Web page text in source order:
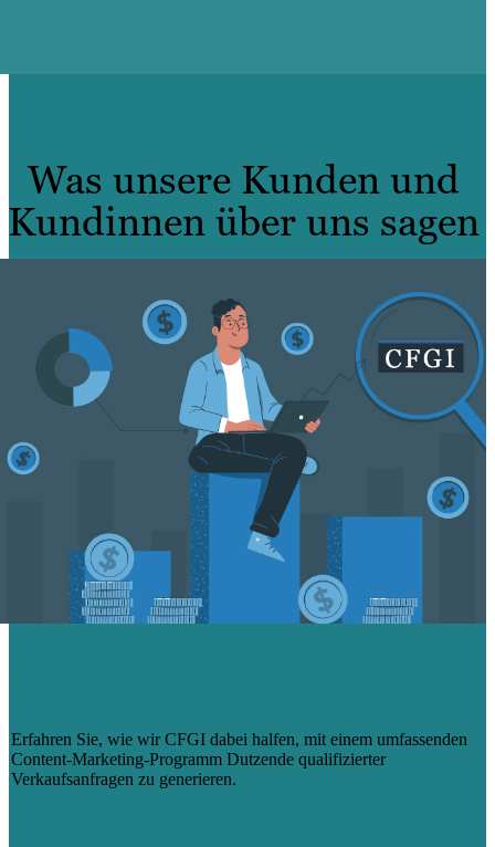
Was unsere Kunden und
Kundinnen über uns sagen
Erfahren Sie, wie wir CFGI dabei halfen, mit einem umfassenden
Content-Marketing-Programm Dutzende qualifizierter
Verkaufsanfragen zu generieren.